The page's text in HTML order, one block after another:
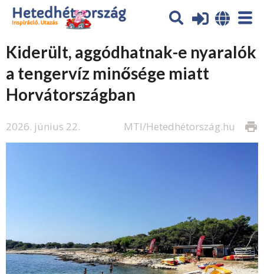
Kiderült, aggódhatnak-e nyaralók
a tengervíz minősége miatt
Horvátországban
2026. június 22. print
MTI/Hetedhétország.hu